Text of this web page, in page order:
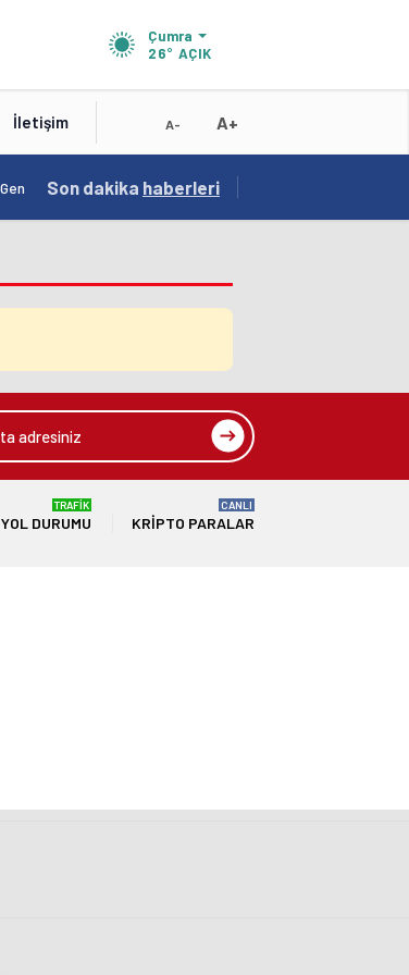
Çumra
26° AÇIK
İletişim A- A+
18:56 / Karatay Belediye Başkanı Kılca Yeni Projeleri
Son dakika haberleri
YOL DURUMU
TRAFİK
KRIPTO PARALAR
CANLI